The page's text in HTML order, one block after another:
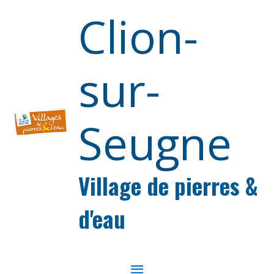
Clion-
sur-
Seugne
Village de pierres &
d'eau
MENU